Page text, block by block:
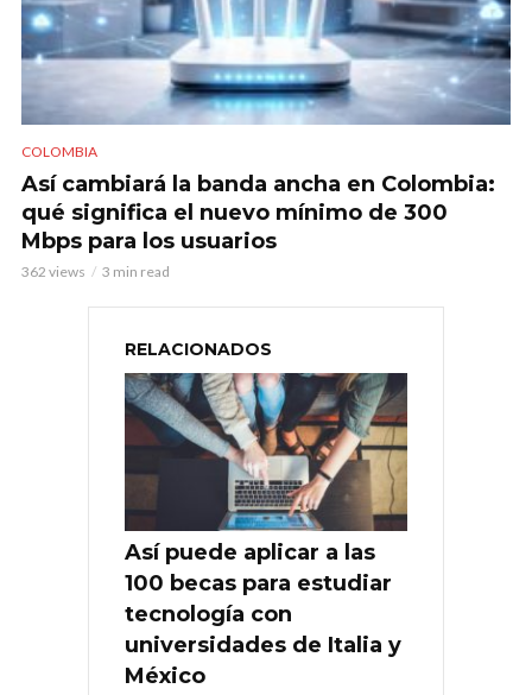
COLOMBIA
Así cambiará la banda ancha en Colombia:
qué significa el nuevo mínimo de 300
Mbps para los usuarios
362 views 3 min read
RELACIONADOS
Así puede aplicar a las
100 becas para estudiar
tecnología con
universidades de Italia y
México